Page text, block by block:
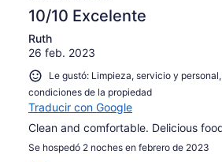
10/10 Excelente
Ruth
26 feb. 2023
Le gustó: Limpieza, servicio y
condiciones de la propiedad
Traducir con Google
Clean and comfortable. Delicious
Se hospedó 2 noches en febrero de 2023